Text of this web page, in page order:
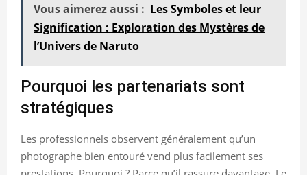
Vous aimerez aussi : Les Symboles et leur
Signification : Exploration des Mystères de
l’Univers de Naruto
Pourquoi les partenariats sont
stratégiques
Les professionnels observent généralement qu’un
photographe bien entouré vend plus facilement ses